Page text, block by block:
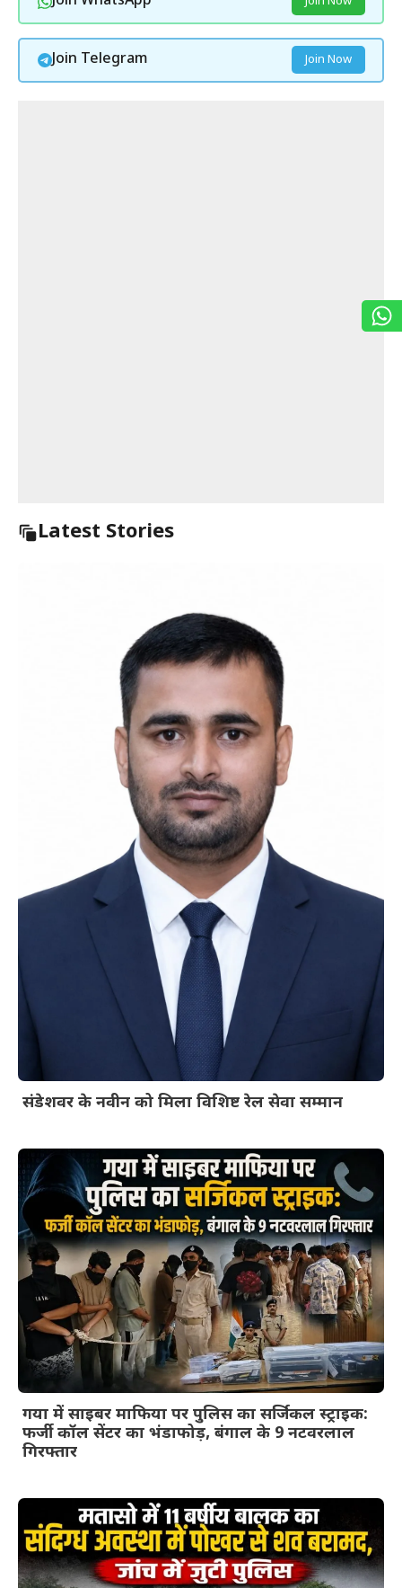
Join Telegram Join Now
Latest Stories
संडेशवर के नवीन को मिला विशिष्ट रेल सेवा सम्मान
गया में साइबर माफिया पर पुलिस का सर्जिकल स्ट्राइक:
फर्जी कॉल सेंटर का भंडाफोड़, बंगाल के 9 नटवरलाल
गिरफ्तार